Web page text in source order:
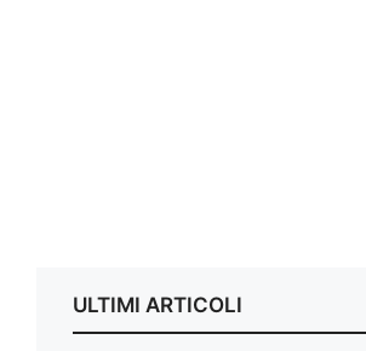
ULTIMI ARTICOLI